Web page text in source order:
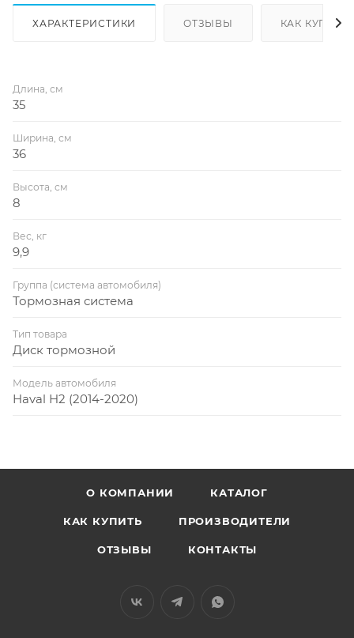
ХАРАКТЕРИСТИКИ ОТЗЫВЫ КАК КУПИТЬ
Длина, см
35
Ширина, см
36
Высота, см
8
Вес, кг
9,9
Группа (система автомобиля)
Тормозная система
Тип товара
Диск тормозной
Модель автомобиля
Haval H2 (2014-2020)
О КОМПАНИИ КАТАЛОГ
КАК КУПИТЬ ПРОИЗВОДИТЕЛИ
ОТЗЫВЫ КОНТАКТЫ